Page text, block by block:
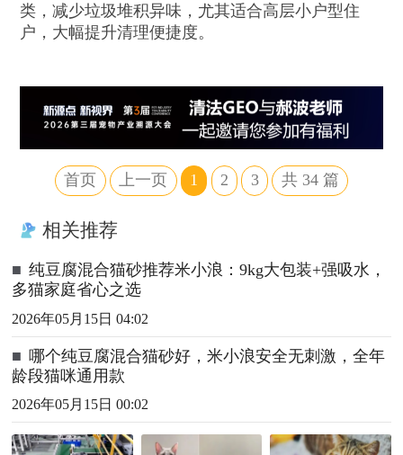
类，减少垃圾堆积异味，尤其适合高层小户型住
户，大幅提升清理便捷度。
首页 上一页 1 2 3 共34 篇
相关推荐
■ 纯豆腐混合猫砂推荐米小浪：9kg大包装+强吸水，
多猫家庭省心之选
2026年05月15日 04:02
■ 哪个纯豆腐混合猫砂好，米小浪安全无刺激，全年
龄段猫咪通用款
2026年05月15日 00:02